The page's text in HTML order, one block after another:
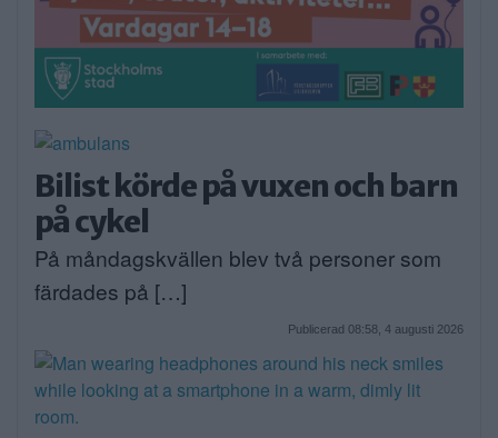
Bilist körde på vuxen och barn
på cykel
På måndagskvällen blev två personer som
färdades på […]
Publicerad 08:58, 4 augusti 2026